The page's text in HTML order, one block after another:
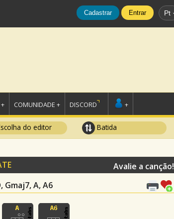
Cadastrar Entrar Pt
COMUNIDADE + DISCORD +
do editor Batida
Gmaj7, A, A6
Avalie a canção!